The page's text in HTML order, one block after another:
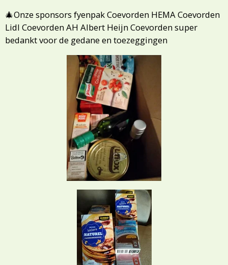
🎄Onze sponsors fyenpak Coevorden HEMA Coevorden
Lidl Coevorden AH Albert Heijn Coevorden super
bedankt voor de gedane en toezeggingen